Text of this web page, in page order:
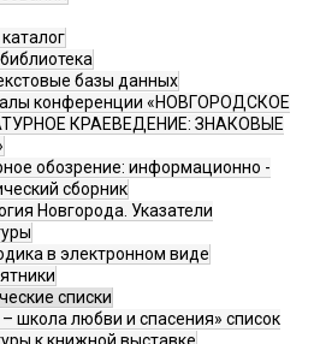
базы данных
конференции «НОВГОРОДСКОЕ
КРАЕВЕДЕНИЕ: ЗНАКОВЫЕ
обозрение: информационно -
сборник
Новгорода. Указатели
в электронном виде
списки
школа любви и спасения» список